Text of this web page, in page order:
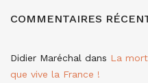
COMMENTAIRES
Didier Maréchal dans La
que vive la France !